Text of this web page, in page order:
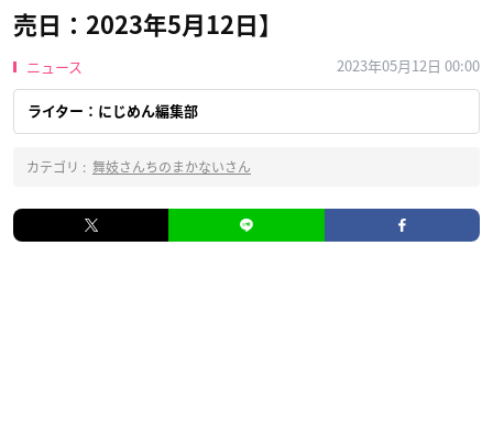
売日：2023年5月12日】
ニュース 2023年05月12日 00:00
ライター：にじめん編集部
カテゴリ : 舞妓さんちのまかないさん